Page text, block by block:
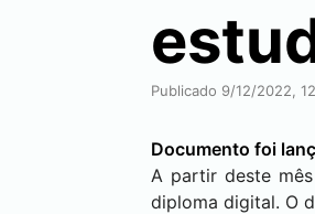
Publicado 9/12/2022,
Documento foi
A partir deste
diploma digital. O